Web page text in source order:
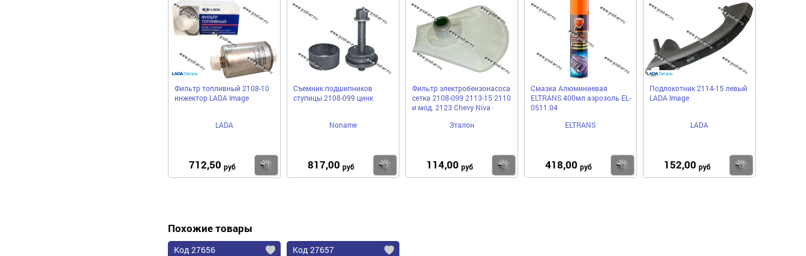
Фильтр топливный 2108-10
инжектор LADA Image
LADA
712,50 руб Купить
Съемник подшипников
ступицы 2108-099 цинк
Noname
817,00 руб Купить
Фильтр электробензонасоса
сетка 2108-099 2113-15 2110
и мод. 2123 Chevy Niva
Эталон
114,00 руб Купить
Смазка Алюминиевая
ELTRANS 400мл аэрозоль EL-
0511.04
ELTRANS
418,00 руб Купить
Подлокотник 2114-15 левый
LADA Image
LADA
152,00 руб
Похожие товары
Код 27656 Код 27657